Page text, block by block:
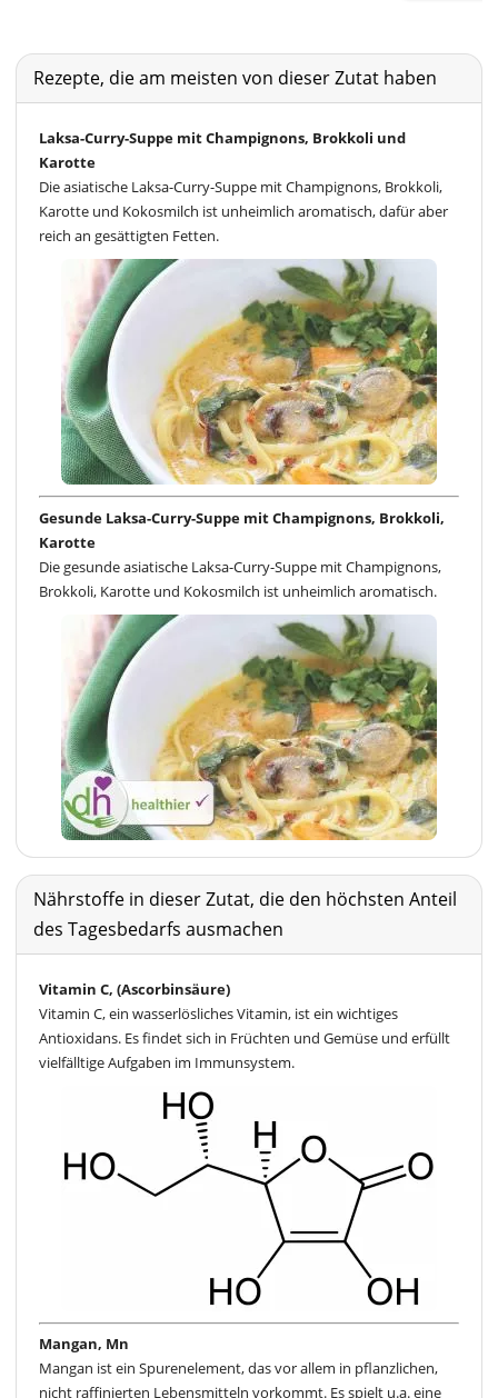
Rezepte, die am meisten von dieser Zutat haben
Laksa-Curry-Suppe mit Champignons, Brokkoli und
Karotte
Die asiatische Laksa-Curry-Suppe mit Champignons, Brokkoli,
Karotte und Kokosmilch ist unheimlich aromatisch, dafür aber
reich an gesättigten Fetten.
Gesunde Laksa-Curry-Suppe mit Champignons, Brokkoli,
Karotte
Die gesunde asiatische Laksa-Curry-Suppe mit Champignons,
Brokkoli, Karotte und Kokosmilch ist unheimlich aromatisch.
Nährstoffe in dieser Zutat, die den höchsten Anteil
des Tagesbedarfs ausmachen
Vitamin C, (Ascorbinsäure)
Vitamin C, ein wasserlösliches Vitamin, ist ein wichtiges
Antioxidans. Es findet sich in Früchten und Gemüse und erfüllt
vielfälltige Aufgaben im Immunsystem.
Mangan, Mn
Mangan ist ein Spurenelement, das vor allem in pflanzlichen,
nicht raffinierten Lebensmitteln vorkommt. Es spielt u.a. eine